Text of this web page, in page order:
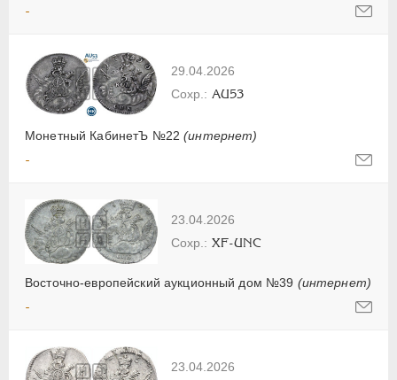
-
29.04.2026
Монетный КабинетЪ №22(интернет)
AU53
-
23.04.2026
Восточно-европейский аукционный дом №39 (интернет)
XF-UNC
-
23.04.2026